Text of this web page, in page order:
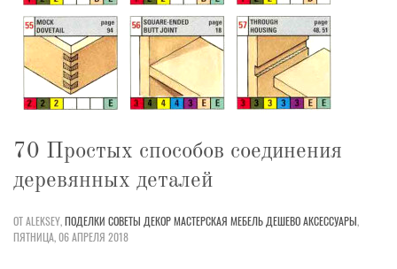
70 Простых способов соединения
деревянных деталей
ОТ ALEKSEY,ПОДЕЛКИ СОВЕТЫ ДЕКОРМАСТЕРСКАЯ МЕБЕЛЬ ДЕШЕВОАКСЕССУАРЫ,
ПЯТНИЦА, 06 АПРЕЛЯ 2018